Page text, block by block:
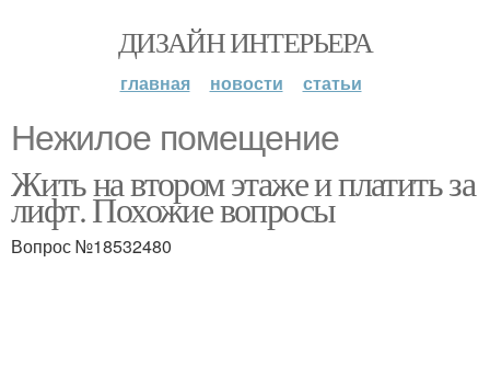
ДИЗАЙН ИНТЕРЬЕРА
главная новости статьи
Нежилое помещение
Жить на втором этаже и платить за
лифт. Похожие вопросы
Вопрос №18532480